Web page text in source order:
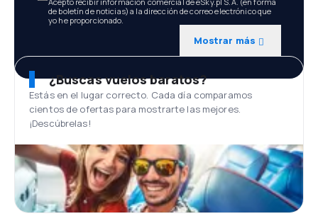
de boletín de noticias) a la dirección de correo electrónico que
yo he proporcionado.
Mostrar más
¿Buscas vuelos baratos?
Estás en el lugar correcto. Cada día comparamos
cientos de ofertas para mostrarte las mejores.
¡Descúbrelas!